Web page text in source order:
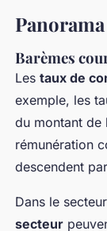
Barèmes
Les taux de
exemple, les
du montant de
rémunération
descendent
Dans le
secteur